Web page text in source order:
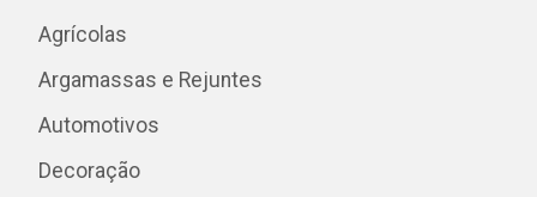
Agrícolas
Argamassas e Rejuntes
Automotivos
Decoração